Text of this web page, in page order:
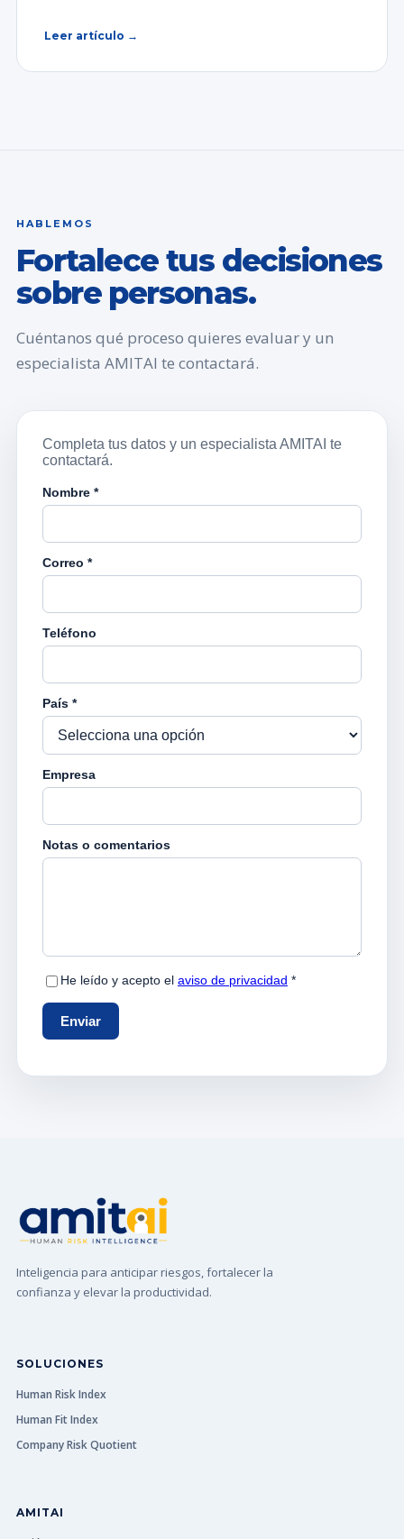
Leer artículo →
HABLEMOS
Fortalece tus decisiones
sobre personas.
Cuéntanos qué proceso quieres evaluar y un
especialista AMITAI te contactará.
Inteligencia para anticipar riesgos, fortalecer la
confianza y elevar la productividad.
SOLUCIONES
Human Risk Index
Human Fit Index
Company Risk Quotient
AMITAI